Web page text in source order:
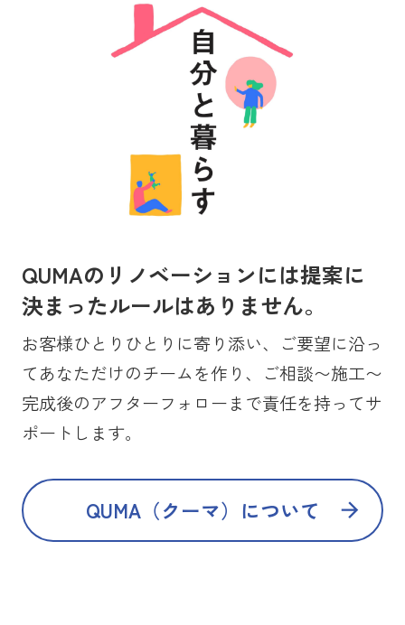
QUMAのリノベーションには提案に
決まったルールはありません。
お客様ひとりひとりに寄り添い、ご要望に沿っ
てあなただけのチームを作り、ご相談〜施工〜
完成後のアフターフォローまで責任を持ってサ
ポートします。
QUMA（クーマ）について